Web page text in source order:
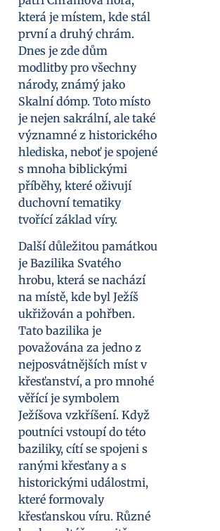
která je místem, kde stál
první a druhý chrám.
Dnes je zde dům
modlitby pro všechny
národy, známý jako
Skalní dómp. Toto místo
je nejen sakrální, ale také
významné z historického
hlediska, neboť je spojené
s mnoha biblickými
příběhy, které oživují
duchovní tematiky
tvořící základ víry.
Další důležitou památkou
je Bazilika Svatého
hrobu, která se nachází
na místě, kde byl Ježíš
ukřižován a pohřben.
Tato bazilika je
považována za jedno z
nejposvátnějších míst v
křesťanství, a pro mnohé
věřící je symbolem
Ježíšova vzkříšení. Když
poutníci vstoupí do této
baziliky, cítí se spojeni s
ranými křesťany a s
historickými událostmi,
které formovaly
křesťanskou víru. Různé